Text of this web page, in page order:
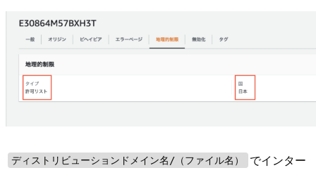
ディストリビューションドメイン名/（ファイル名）
でインター